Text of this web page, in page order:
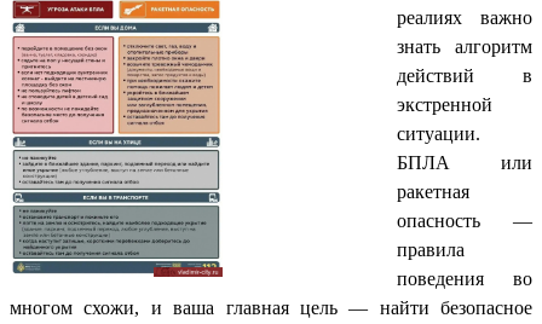
реалиях важно
знать алгоритм
действий в
экстренной
ситуации.
БПЛА или
ракетная
опасность —
правила
поведения во
многом схожи, и ваша главная цель — найти безопасное